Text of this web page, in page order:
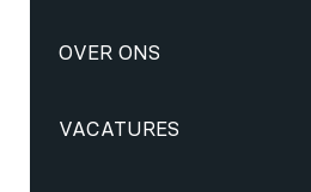
OVER ONS
VACATURES